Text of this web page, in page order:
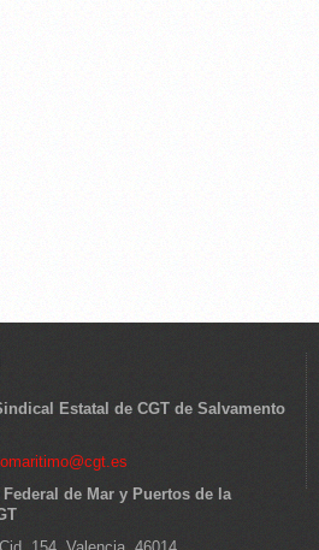
Estatal de CGT de Salvamento
de Mar y Puertos de la